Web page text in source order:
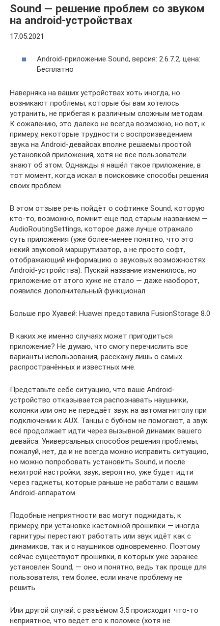
Sound — решение проблем со звуком
на android-устройствах
17.05.2021
Android-приложение Sound, версия: 2.6.7.2, цена:
Бесплатно
Наверняка на ваших устройствах хоть иногда, но
возникают проблемы, которые бы вам хотелось
устранить, не прибегая к различным сложным методам.
К сожалению, это далеко не всегда возможно, но вот, к
примеру, некоторые трудности с воспроизведением
звука на Android-девайсах вполне решаемы простой
установкой приложения, хотя не все пользователи
знают об этом. Однажды я нашёл такое приложение, в
тот момент, когда искал в поисковике способы решения
своих проблем.
В этом отзыве речь пойдёт о софтинке Sound, которую
кто-то, возможно, помнит ещё под старым названием —
AudioRoutingSettings, которое даже лучше отражало
суть приложения (уже более-менее понятно, что это
некий звуковой маршрутизатор, а не просто софт,
отображающий информацию о звуковых возможностях
Android-устройства). Пускай название изменилось, но
приложение от этого хуже не стало — даже наоборот,
появился дополнительный функционал.
Больше про Хуавей: Huawei представила FusionStorage 8.0
В каких же именно случаях может пригодиться
приложение? Не думаю, что смогу перечислить все
варианты использования, расскажу лишь о самых
распространённых и известных мне.
Представьте себе ситуацию, что ваше Android-
устройство отказывается распознавать наушники,
колонки или оно не передаёт звук на автомагнитолу при
подключении к AUX. Танцы с бубном не помогают, а звук
всё продолжает идти через вызывной динамик вашего
девайса. Универсальных способов решения проблемы,
пожалуй, нет, да и не всегда можно исправить ситуацию,
но можно попробовать установить Sound, и после
нехитрой настройки, звук, вероятно, уже будет идти
через гаджеты, которые раньше не работали с вашим
Android-аппаратом.
Подобные неприятности вас могут поджидать, к
примеру, при установке кастомной прошивки — иногда
гарнитуры перестают работать или звук идёт как с
динамиков, так и с наушников одновременно. Поэтому
сейчас существуют прошивки, в которых уже заранее
установлен Sound, — оно и понятно, ведь так проще для
пользователя, тем более, если иначе проблему не
решить.
Или другой случай: с разъёмом 3,5 происходит что-то
неприятное, что ведёт его к поломке (хотя не